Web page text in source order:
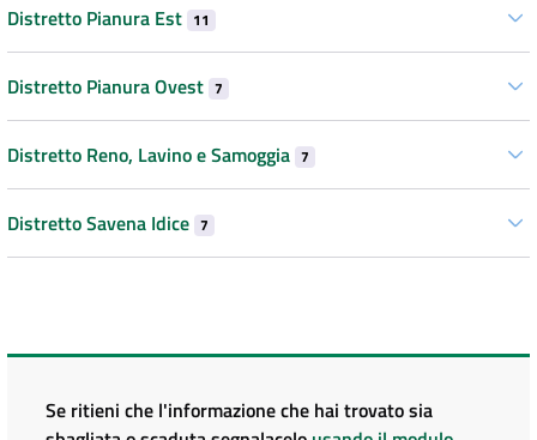
Distretto Pianura Est 11
Distretto Pianura Ovest 7
Distretto Reno, Lavino e Samoggia 7
Distretto Savena Idice 7
Se ritieni che l'informazione che hai trovato sia